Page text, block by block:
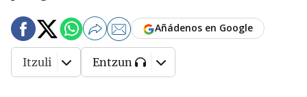
Añádenos en Google
Itzuli Entzun